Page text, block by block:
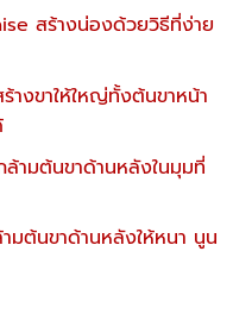
สร้างน่องด้วยวิธีที่ง่าย
งขาให้ใหญ่ทั้งต้นขาหน้า
ามต้นขาด้านหลังในมุมที่
มต้นขาด้านหลังให้หนา นูน